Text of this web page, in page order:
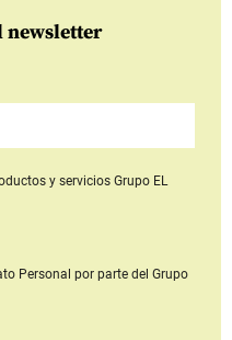
newsletter
y serviciosGrupo EL
Personal por parte del Grupo